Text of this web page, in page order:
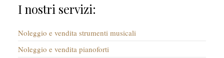
I nostri servizi:
Noleggio e vendita strumenti musicali
Noleggio e vendita pianoforti